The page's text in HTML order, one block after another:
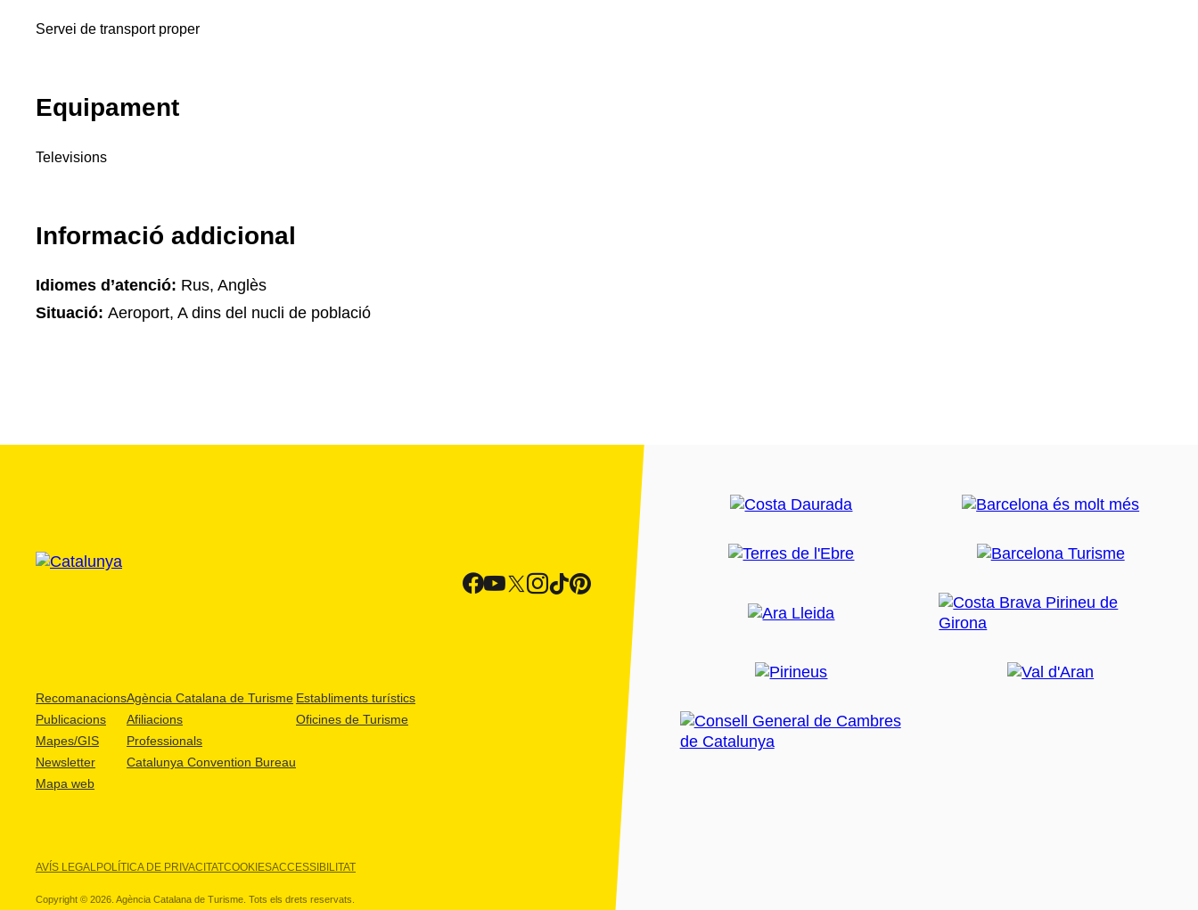
Servei de transport proper
Equipament
Televisions
Informació addicional
Idiomes d’atenció: Rus, Anglès
Situació: Aeroport, A dins del nucli de població
Recomanacions
Publicacions
Mapes/GIS
Newsletter
Mapa web
Agència Catalana de Turisme
Afiliacions
Professionals
Catalunya Convention Bureau
Establiments turístics
Oficines de Turisme
AVÍS LEGALPOLÍTICA DE PRIVACITATCOOKIESACCESSIBILITAT
Copyright © 2026. Agència Catalana de Turisme. Tots els drets reservats.